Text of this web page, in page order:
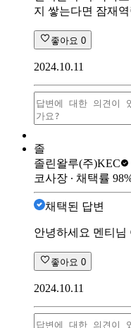
지 쌓는다면 잠재
좋아요 0
2024.10.11
졸
졸린왈루(주)KEC
코사장 ∙ 채택률 98
채택된 답변
안녕하세요 멘티님
좋아요 0
2024.10.11